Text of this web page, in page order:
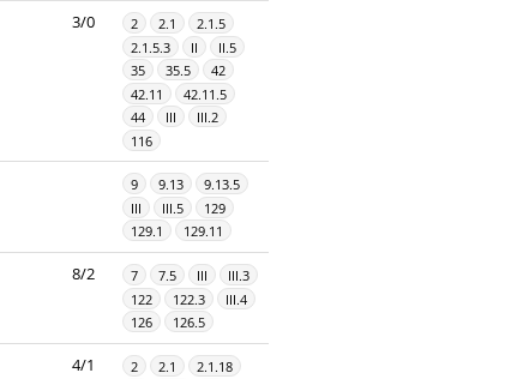
3/0 2 2.1
2.1.5
2.1.5.3
II
II.5
35
35.5
42
42.11
42.11.5
44
III
III.2
116
9 9.13
9.13.5
III
III.5
129
129.1
129.11
8/2 7 7.5 III
III.3
122
122.3
III.4
126
126.5
4/1 2 2.1
2.1.18